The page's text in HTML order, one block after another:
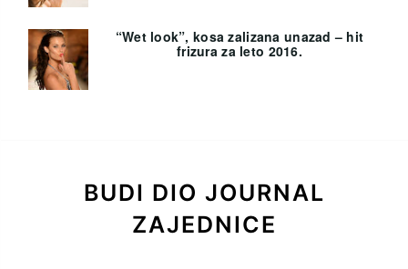
“Wet look”, kosa zalizana unazad – hit
frizura za leto 2016.
BUDI DIO JOURNAL
ZAJEDNICE